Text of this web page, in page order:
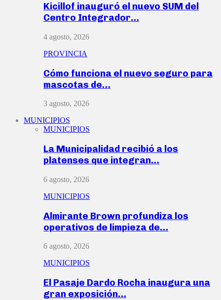
Kicillof inauguró el nuevo SUM del
Centro Integrador…
4 agosto, 2026
PROVINCIA
Cómo funciona el nuevo seguro para
mascotas de…
3 agosto, 2026
MUNICIPIOS
MUNICIPIOS
La Municipalidad recibió a los
platenses que integran…
6 agosto, 2026
MUNICIPIOS
Almirante Brown profundiza los
operativos de limpieza de…
6 agosto, 2026
MUNICIPIOS
El Pasaje Dardo Rocha inaugura una
gran exposición…